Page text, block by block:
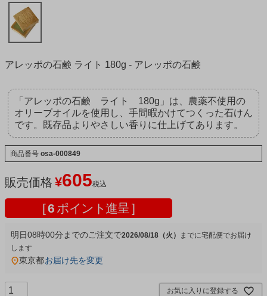
アレッポの石鹸 ライト 180g - アレッポの石鹸
「アレッポの石鹸 ライト 180g」は、農薬不使用の
オリーブオイルを使用し、手間暇かけてつくった石けん
です。既存品よりやさしい香りに仕上げてあります。
商品番号 osa-000849
販売価格 ¥605税込
[6 ポイント進呈 ]
明日08時00分 までのご注文で2026/08/18（火） 宅配便
東京都お届け先を変更
お気に入りに登録する